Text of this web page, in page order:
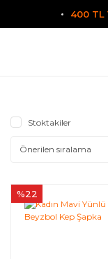
400 TL
Stoktakiler
%22